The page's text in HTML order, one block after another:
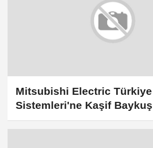
Mitsubishi Electric
Sistemleri'ne Kaşif